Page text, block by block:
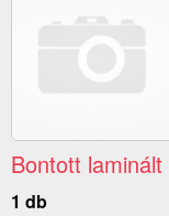
Bontott
1 db